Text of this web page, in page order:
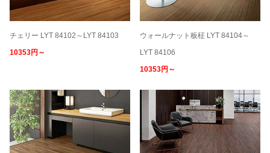
チェリー LYT 84102～LYT 84103
10353円～
ウォールナット板柾 LYT 84104～
LYT 84106
10353円～